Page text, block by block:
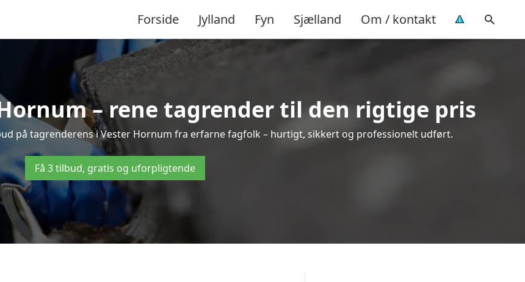
Forside Jylland Fyn Sjælland Om / kontakt
– rene tagrender til den rigtige pris
på tagrenderens i Vester Hornum fra erfarne fagfolk – hurtigt, sikkert og professionelt udført.
Få 3 tilbud, gratis og uforpligtende